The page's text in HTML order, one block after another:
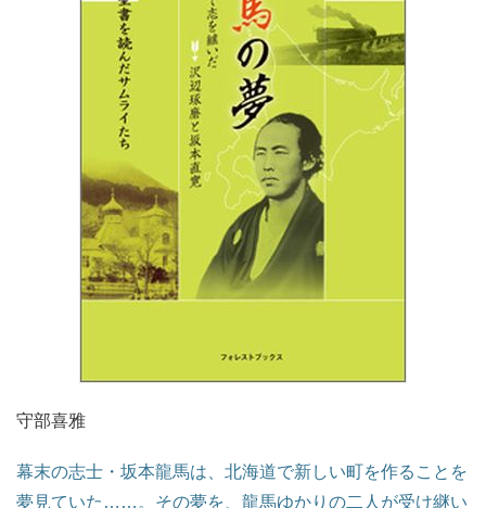
守部喜雅
幕末の志士・坂本龍馬は、北海道で新しい町を作ることを
夢見ていた……。その夢を、龍馬ゆかりの二人が受け継い